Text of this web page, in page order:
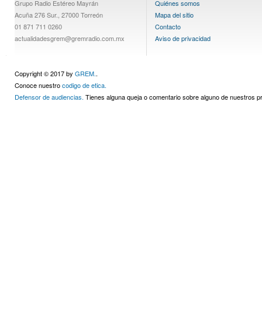
Grupo Radio Estéreo Mayrán
Acuña 276 Sur., 27000 Torreón
01 871 711 0260
actualidadesgrem@gremradio.com.mx
Quiénes somos
Mapa del sitio
Contacto
Aviso de privacidad
Copyright © 2017 by GREM..
Conoce nuestrocodigo de etica.
Defensor de audiencias. Tienes alguna queja o comentario sobre alguno de nuestros